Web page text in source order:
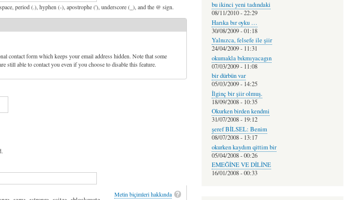
period (.), hyphen (-), apostrophe ('), underscore (_), and the @ sign.
contact form which keeps your email address hidden. Note that some
still able to contact you even if you choose to disable this feature.
Metin biçimleri hakkında
bu ikinci yeni tadındaki
08/11/2010 - 22:29
Harıka bır oyku …
30/08/2009 - 01:18
Yalnızca, felsefe ile şiir
24/04/2009 - 11:31
okumakla bıkmıyacagın
07/03/2009 - 11:08
bir dürbün var
05/03/2009 - 14:25
İlginç bir şiir olmuş.
18/09/2008 - 10:35
Okurken birden kendmi
31/07/2008 - 19:12
şeref BİLSEL: Benim
08/07/2008 - 13:17
okurken kaydım qittim bir
05/04/2008 - 00:26
EMEĞİNE VE DİLİNE
16/01/2008 - 00:33